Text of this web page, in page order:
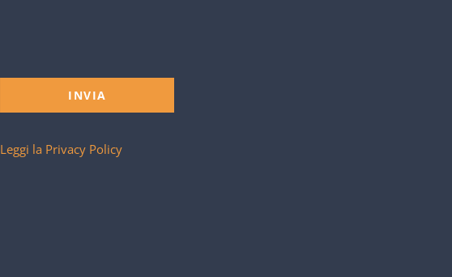
INVIA
Leggi la Privacy Policy